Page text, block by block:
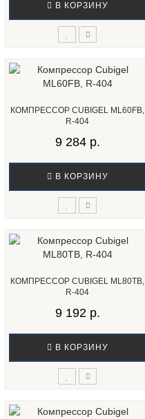
В КОРЗИНУ
КОМПРЕССОР CUBIGEL ML60FB,
R-404
9 284 р.
В КОРЗИНУ
КОМПРЕССОР CUBIGEL ML80TB,
R-404
9 192 р.
В КОРЗИНУ